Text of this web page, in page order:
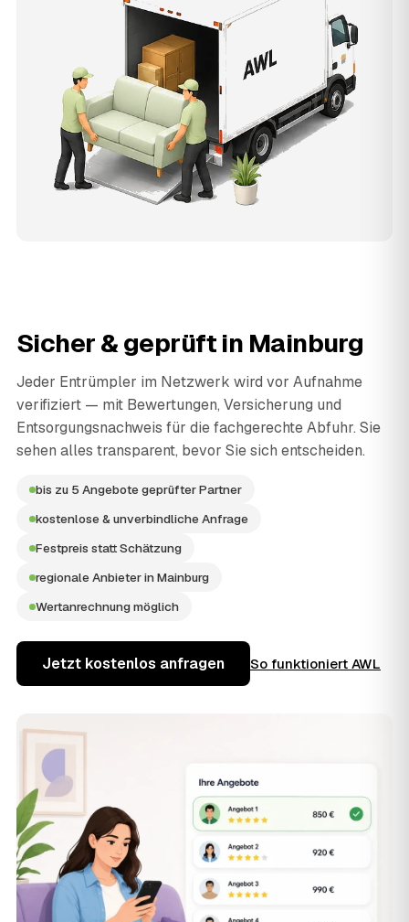
Sicher & geprüft in Mainburg
Jeder Entrümpler im Netzwerk wird vor Aufnahme
verifiziert — mit Bewertungen, Versicherung und
Entsorgungsnachweis für die fachgerechte Abfuhr. Sie
sehen alles transparent, bevor Sie sich entscheiden.
bis zu 5 Angebote geprüfter Partner
kostenlose & unverbindliche Anfrage
Festpreis statt Schätzung
regionale Anbieter in Mainburg
Wertanrechnung möglich
Jetzt kostenlos anfragen So funktioniert AWL